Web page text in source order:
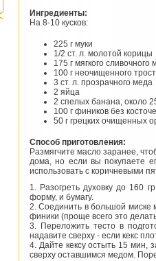
Ингредиенты:
На 8-10 кусков:
225 г муки
1/2 ст. л. молотой корицы
175 г мягкого сливочного
100 г неочищенного
3 ст. л. прозрачного меда
2 яйца
2 спелых банана, около
100 г фиников без
50 г грецких очищенных
Способ приготовления:
Размягчите масло заранее,
дома, но если вы покупаете
использовать с коричневыми
1. Разогреть духовку до 160
форму, и бумагу.
2. Соединить в большой миске
финики (проще всего это
3. Переложить тесто в
надавите сверху - если кекс
4. Дайте кексу остыть 15 мин,
сверху оставшимся медом.